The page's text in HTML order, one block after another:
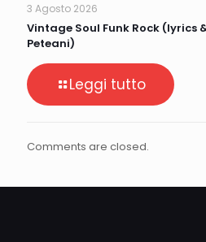
3 Agosto 2026
Vintage Soul Funk Rock (lyrics
Peteani)
Leggi tutto
Comments are closed.